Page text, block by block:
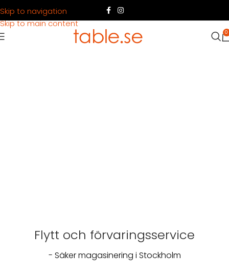
Skip to navigation
Skip to main content
0
Flytt och förvaringsservice
- Säker magasinering i Stockholm